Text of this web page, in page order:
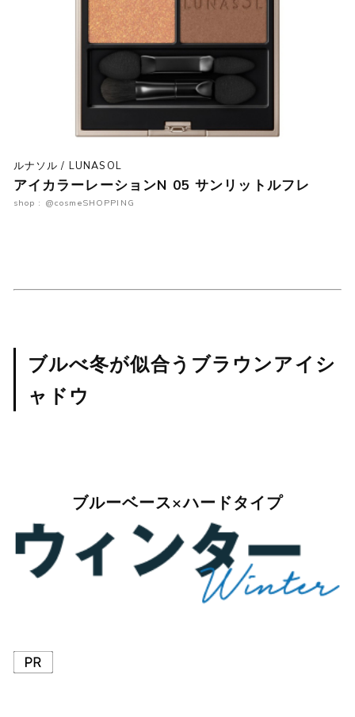
ルナソル / LUNASOL
アイカラーレーションN 05 サンリットルフレ
shop : @cosmeSHOPPING
ブルべ冬が似合うブラウンアイシ
ャドウ
ブルーベース×ハードタイプ